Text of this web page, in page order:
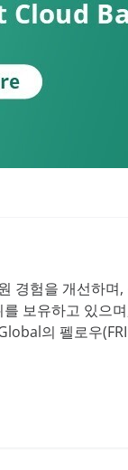
경험을 개선하며
보유하고 있으
의 펠로우